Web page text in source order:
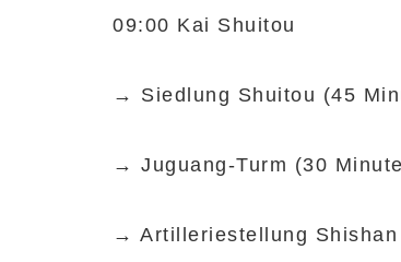
09:00 Kai Shuitou
→ Siedlung Shuitou (45
→ Juguang-Turm (30
→ Artilleriestellung Shishan